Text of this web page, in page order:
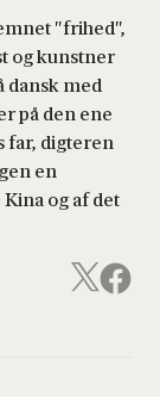
"frihed",
og kunstner
dansk med
på den ene
far, digteren
en
og af det